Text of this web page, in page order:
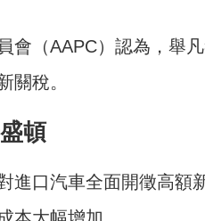
會（AAPC）認為，舉
關稅。
頓
進口汽車全面開徵高額